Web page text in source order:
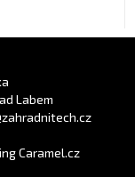
Labem
Caramel.cz